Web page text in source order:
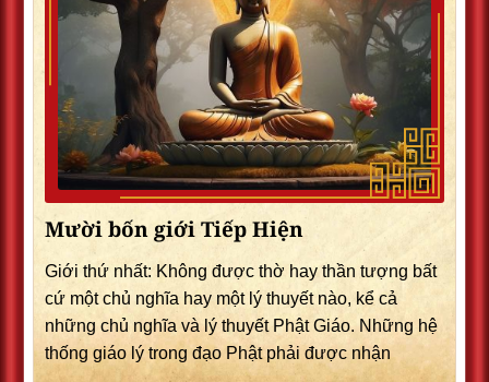
Mười bốn giới Tiếp Hiện
Giới thứ nhất: Không được thờ hay thần tượng bất
cứ một chủ nghĩa hay một lý thuyết nào, kể cả
những chủ nghĩa và lý thuyết Phật Giáo. Những hệ
thống giáo lý trong đạo Phật phải được nhận